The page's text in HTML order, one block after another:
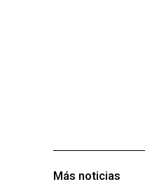
Más noticias